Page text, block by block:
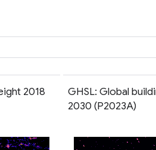
2018
GHSL: Global
2030 (P2023A)